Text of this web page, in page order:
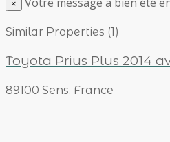
×
Similar Properties (1)
Toyota Prius Plus 2014
89100 Sens, France